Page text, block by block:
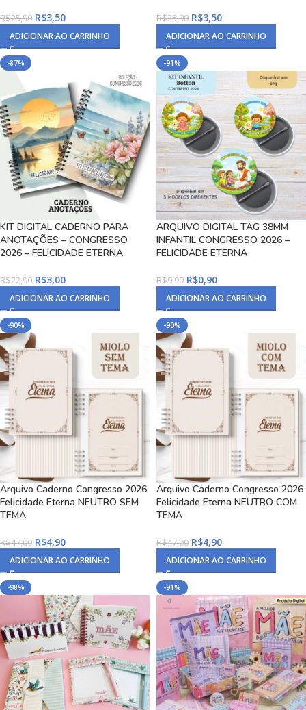
R$25,90 R$3,50
ADICIONAR AO CARRINHO
R$25,90 R$3,50
ADICIONAR AO CARRINHO
-87%
KIT DIGITAL CADERNO PARA
ANOTAÇÕES – CONGRESSO
2026 – FELICIDADE ETERNA
R$22,90 R$3,00
ADICIONAR AO CARRINHO
-91%
ARQUIVO DIGITAL TAG 38MM
INFANTIL CONGRESSO 2026 –
FELICIDADE ETERNA
R$9,90 R$0,90
ADICIONAR AO CARRINHO
-90%
Arquivo Caderno Congresso 2026
Felicidade Eterna NEUTRO SEM
TEMA
R$47,00 R$4,90
ADICIONAR AO CARRINHO
-90%
Arquivo Caderno Congresso 2026
Felicidade Eterna NEUTRO COM
TEMA
R$47,00 R$4,90
ADICIONAR AO CARRINHO
-98% -91%